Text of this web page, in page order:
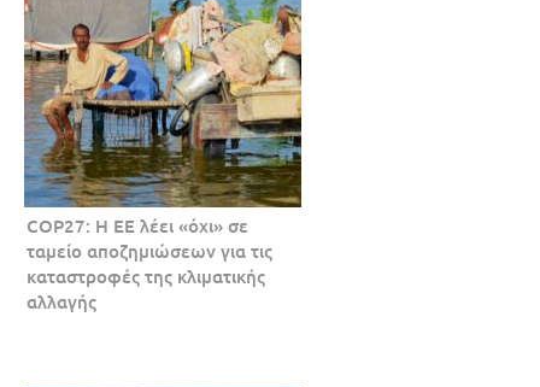
COP27: Η ΕΕ λέει «όχι» σε
ταμείο αποζημιώσεων για τις
καταστροφές της κλιματικής
αλλαγής